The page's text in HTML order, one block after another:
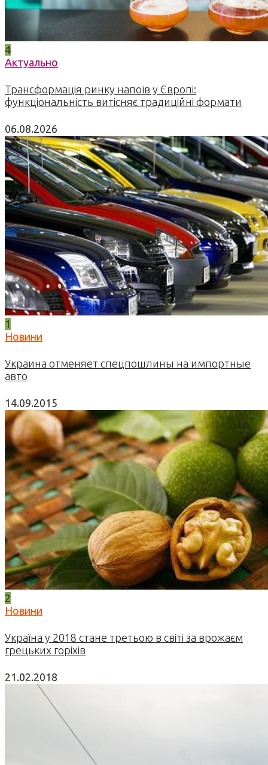
4
Актуально
Трансформація ринку напоїв у Європі:
функціональність витісняє традиційні формати
06.08.2026
1
Новини
Украина отменяет спецпошлины на импортные
авто
14.09.2015
2
Новини
Україна у 2018 стане третьою в світі за врожаєм
грецьких горіхів
21.02.2018